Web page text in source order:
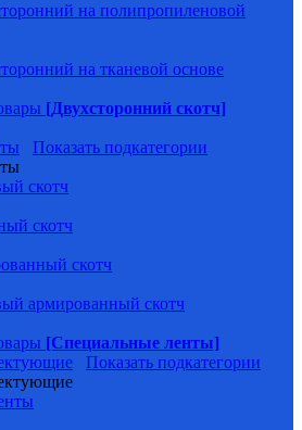
на полипропиленовой
на тканевой основе
[Двухсторонний скотч]
Показать подкатегории
скотч
скотч
скотч
армированный скотч
[Специальные ленты]
Показать подкатегории